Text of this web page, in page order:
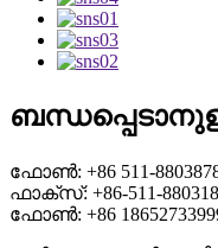
ഫോൺ: +86 511-
ഫാക്സ്: +86-511-
ഫോൺ: +86